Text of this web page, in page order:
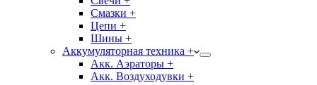
Смазки +
Цепи +
Шины +
Аккумуляторная техника +
Акк. Аэраторы +
Акк. Воздуходувки +